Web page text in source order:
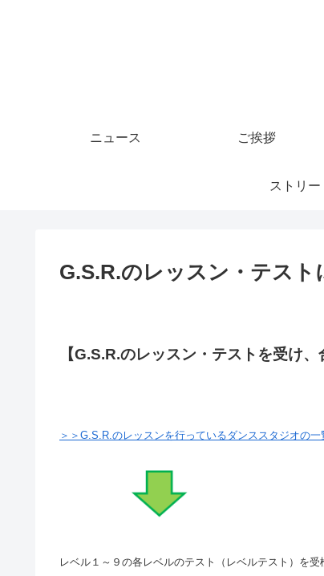
ニュース ご挨拶
ストリ
G.S.R.のレッスン・テスト
【G.S.R.のレッスン・テストを受け、
＞＞G.S.R.のレッスンを行っているダンススタジオの一
レベル１～９の各レベルのテスト（レベルテスト）を